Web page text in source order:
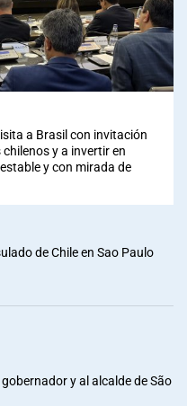
a Brasil con invitación
y a invertir en
y con mirada de
de Chile en Sao Paulo
y al alcalde de São